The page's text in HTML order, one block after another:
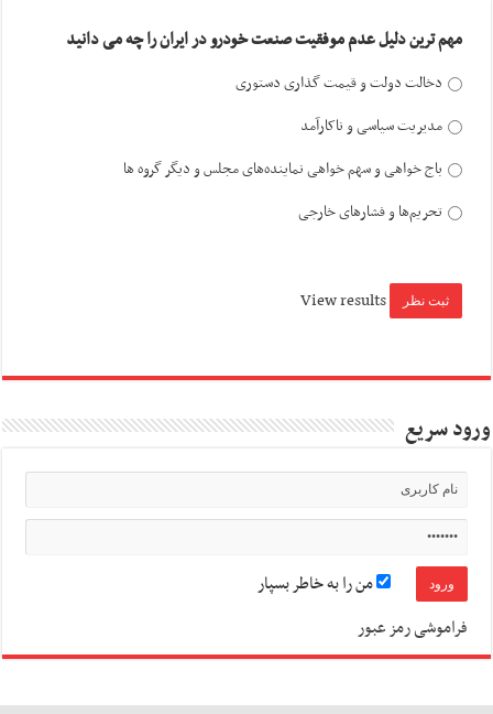
مهم ترین دلیل عدم موفقیت صنعت خودرو در ایران را چه می دانید
دخالت دولت و قیمت گذاری دستوری
مدیریت سیاسی و ناکارآمد
باج خواهی و سهم خواهی نماینده‌های مجلس و دیگر گروه ها
تحریم‌ها و فشارهای خارجی
View results
ورود سریع
من را به خاطر بسپار
فراموشی رمز عبور